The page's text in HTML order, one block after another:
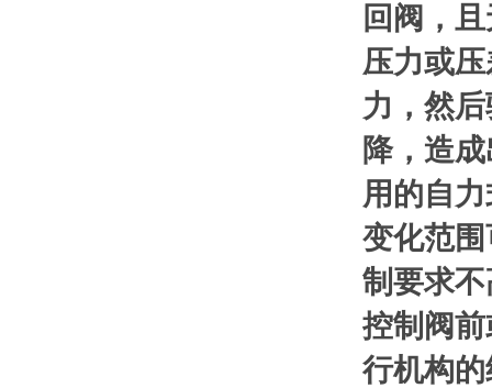
回阀，
压力或
力，然
降，造
用的自
变化范
制要求
控制阀
行机构